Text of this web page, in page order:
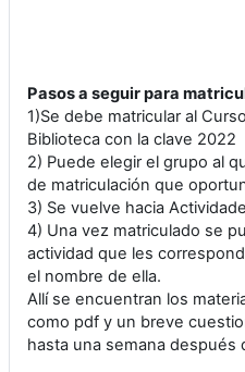
Pasos a seguir para
1)Se debe matricular al
Biblioteca con la clave 2022
2) Puede elegir el grupo al
de matriculación que
3) Se vuelve hacia
4) Una vez matriculado se
actividad que les
el nombre de ella.
Allí se encuentran los
como pdf y un breve
hasta una semana después